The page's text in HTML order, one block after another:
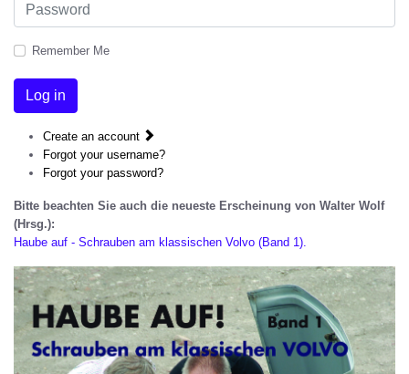
Remember Me
Log in
Create an account
Forgot your username?
Forgot your password?
Bitte beachten Sie auch die neueste Erscheinung von Walter Wolf
(Hrsg.):
Haube auf - Schrauben am klassischen Volvo (Band 1).